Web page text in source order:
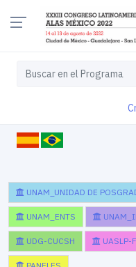
UNAM_UNIDAD DE
UNAM_ENTS
UDG-CUCSH UASLP-